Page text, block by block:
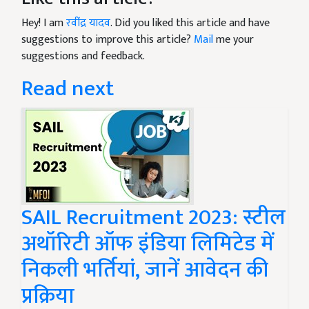
Hey! I amरवींद्र यादव. Did you liked this article and have
suggestions to improve this article? Mailme your
suggestions and feedback.
Read next
SAIL Recruitment 2023: स्टील
अथॉरिटी ऑफ इंडिया लिमिटेड में
निकली भर्तियां, जानें आवेदन की
प्रक्रिया